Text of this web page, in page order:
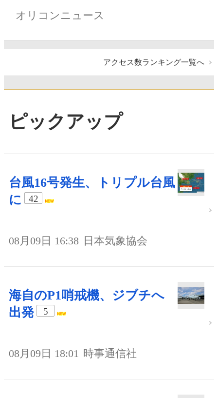
オリコンニュース
アクセス数ランキング一覧へ
ピックアップ
台風16号発生、トリプル台風
に
42
08月09日 16:38 日本気象協会
海自のP1哨戒機、ジブチへ
出発
5
08月09日 18:01 時事通信社